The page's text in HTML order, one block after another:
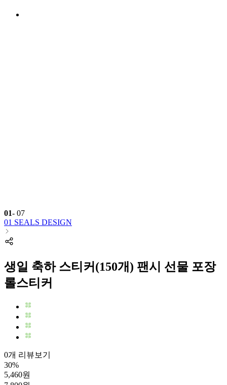
01- 07
01 SEALS DESIGN
생일 축하 스티커(150개) 팬시 선물 포장
롤스티커
0개 리뷰보기
30%
5,460원